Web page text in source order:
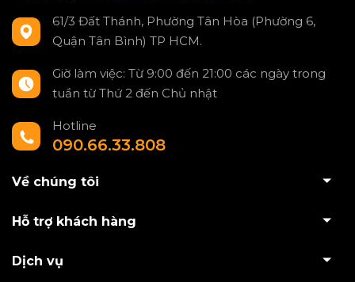
61/3 Đất Thánh, Phường Tân Hòa (Phường 6,
Quận Tân Bình) TP HCM.
Giờ làm việc: Từ 9:00 đến 21:00 các ngày trong
tuần từ Thứ 2 đến Chủ nhật
Hotline
090.66.33.808
Về chúng tôi
Hỗ trợ khách hàng
Dịch vụ